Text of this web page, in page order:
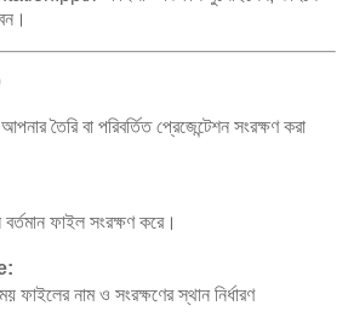
তৈরি বা পরিবর্তিত প্রেজেন্টেশন সংরক্ষণ করা
ফাইল সংরক্ষণ করে।
ফাইলের নাম ও সংরক্ষণের স্থান নির্ধারণ